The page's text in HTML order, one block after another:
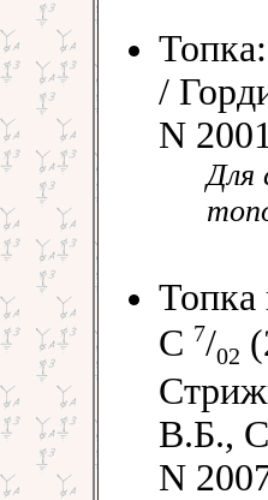
/
N
Для
Топка
C 7/02
В.Б.,
N